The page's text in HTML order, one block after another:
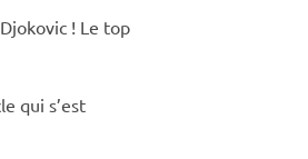
! Le top
qui s’est